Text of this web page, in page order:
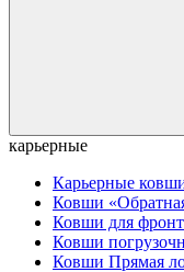
карьерные
Карьерные
Ковши
Ковши для
Ковши
Ковши Прямая